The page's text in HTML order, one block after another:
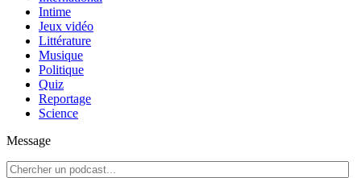
Intime
Jeux vidéo
Littérature
Musique
Politique
Quiz
Reportage
Science
Message